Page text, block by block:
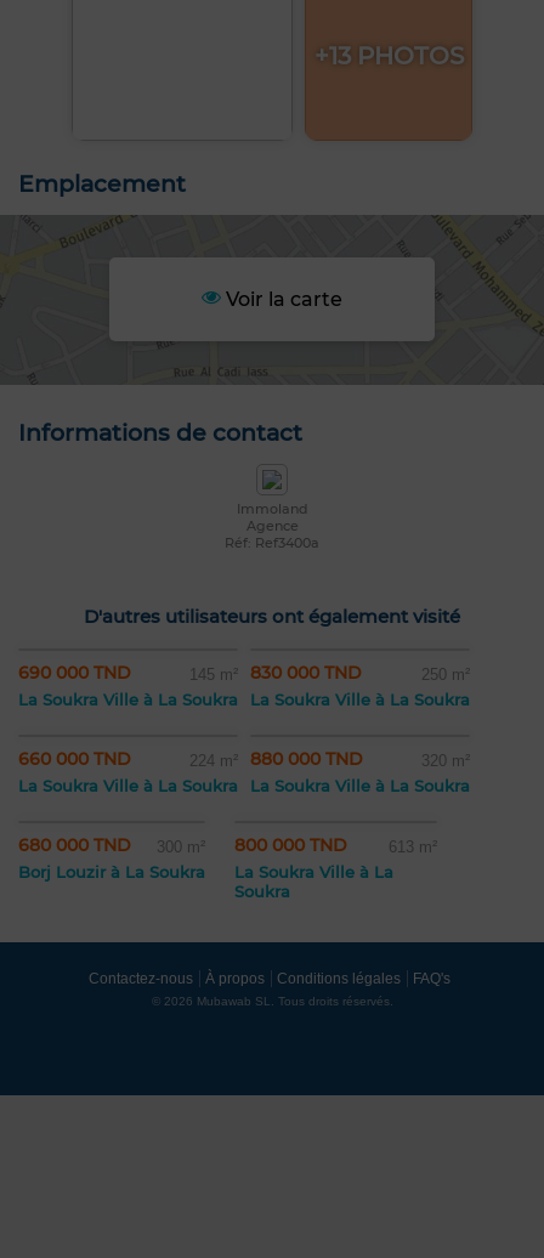
+13 PHOTOS
Emplacement
Voir la carte
Informations de contact
Immoland
Agence
Réf: Ref3400a
D'autres utilisateurs ont également visité
690 000 TND 145 m²
La Soukra Ville à La Soukra
830 000 TND 250 m²
La Soukra Ville à La Soukra
660 000 TND 224 m²
La Soukra Ville à La Soukra
880 000 TND 320 m²
La Soukra Ville à La Soukra
680 000 TND 300 m²
Borj Louzir à La Soukra
800 000 TND 613 m²
La Soukra Ville à La
Soukra
Contactez-nous À propos Conditions légales FAQ's
© 2026 Mubawab SL. Tous droits réservés.